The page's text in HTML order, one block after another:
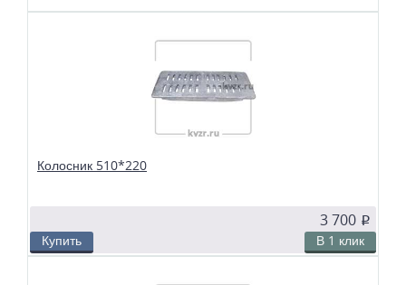
твердотопливных водогрейных и паровых котлов. Чтобы поддерживать в
топке устойчивый слой горящего топлива, дров, угля или брикетов, из
колосников собираются колосниковые решетки.
Колосник 510*220
3 700 p
Купить В 1 клик